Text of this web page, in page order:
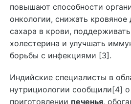
повышают способности
онкологии, снижать кровяное
сахара в крови,
холестерина и улучшать
борьбы с инфекциями [3].
Индийские специалисты в
нутрициологии сообщили[4] о
приготовлении печенья,